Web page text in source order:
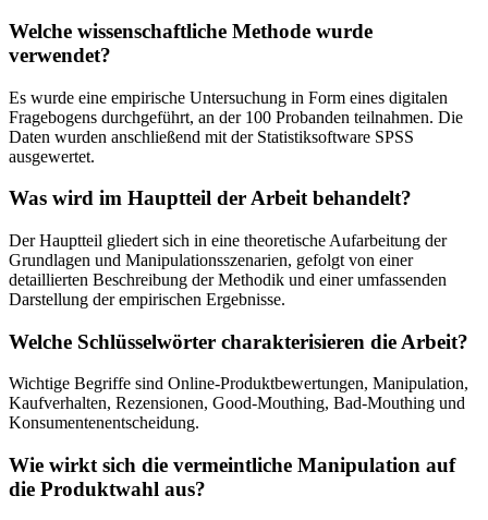
Welche wissenschaftliche Methode wurde
verwendet?
Es wurde eine empirische Untersuchung in Form eines digitalen
Fragebogens durchgeführt, an der 100 Probanden teilnahmen. Die
Daten wurden anschließend mit der Statistiksoftware SPSS
ausgewertet.
Was wird im Hauptteil der Arbeit behandelt?
Der Hauptteil gliedert sich in eine theoretische Aufarbeitung der
Grundlagen und Manipulationsszenarien, gefolgt von einer
detaillierten Beschreibung der Methodik und einer umfassenden
Darstellung der empirischen Ergebnisse.
Welche Schlüsselwörter charakterisieren die Arbeit?
Wichtige Begriffe sind Online-Produktbewertungen, Manipulation,
Kaufverhalten, Rezensionen, Good-Mouthing, Bad-Mouthing und
Konsumentenentscheidung.
Wie wirkt sich die vermeintliche Manipulation auf
die Produktwahl aus?